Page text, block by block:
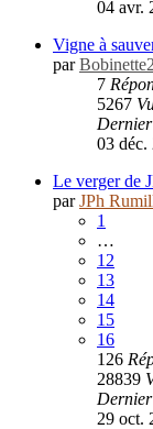
04 avr.
Vigne à
par
7
5267
Dernier
03 déc.
Le verger de
parJPh
1
…
12
13
14
15
16
126
28839
Dernier
29 oct.